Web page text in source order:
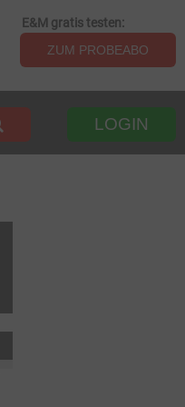
E&M gratis testen:
ZUM PROBEABO
LOGIN